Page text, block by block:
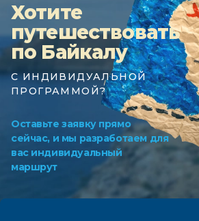
Хотите
путешествовать
по Байкалу
С ИНДИВИДУАЛЬНОЙ
ПРОГРАММОЙ?
Оставьте заявку прямо
сейчас, и мы разработаем для
вас индивидуальный
маршрут